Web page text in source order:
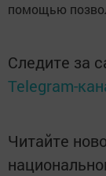
помощью
Следите за
Telegram-
Читайте